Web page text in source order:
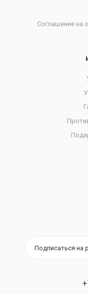
Соглашение на
Подписаться на